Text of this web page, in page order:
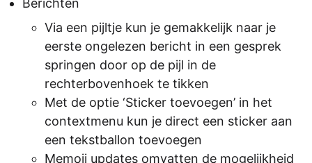
Via een pijltje kun je gemakkelijk naar je
eerste ongelezen bericht in een gesprek
springen door op de pijl in de
rechterbovenhoek te tikken
Met de optie ‘Sticker toevoegen’ in het
contextmenu kun je direct een sticker aan
een tekstballon toevoegen
Memoji updates omvatten de mogelijkheid